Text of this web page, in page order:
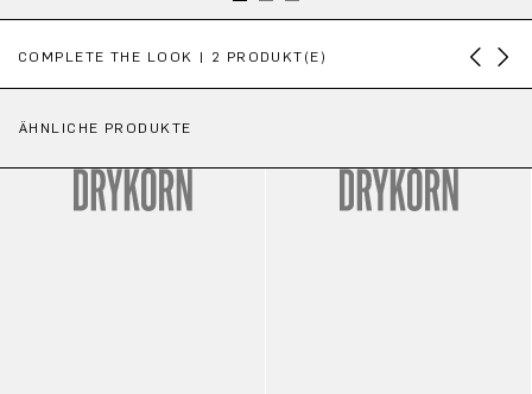
COMPLETE THE LOOK | 2 PRODUKT(E)
ÄHNLICHE PRODUKTE